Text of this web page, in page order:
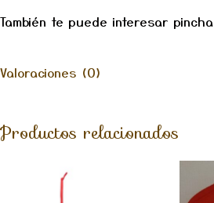
También te puede interesar pincha
Valoraciones (0)
Productos relacionados